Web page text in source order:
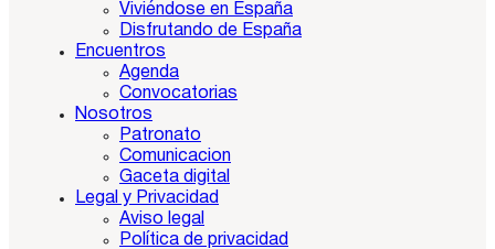
Viviéndose en España
Disfrutando de España
Encuentros
Agenda
Convocatorias
Nosotros
Patronato
Comunicacion
Gaceta digital
Legal y Privacidad
Aviso legal
Política de privacidad